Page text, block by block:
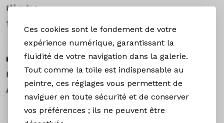
Ces cookies sont le fondement de votre
expérience numérique, garantissant la
fluidité de votre navigation dans la galerie.
Tout comme la toile est indispensable au
peintre, ces réglages vous permettent de
naviguer en toute sécurité et de conserver
vos préférences ; ils ne peuvent être
L’équipe
Toulouse
EXPOS & ACTUS
Expositions
Actualités